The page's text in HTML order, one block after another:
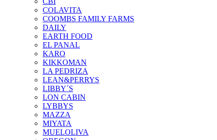
COLAVITA
COOMBS FAMILY FARMS
DAILY
EARTH FOOD
EL PANAL
KARO
KIKKOMAN
LA PEDRIZA
LEAN&PERRYS
LIBBY´S
LON CABIN
LYBBYS
MAZZA
MIYATA
MUELOLIVA